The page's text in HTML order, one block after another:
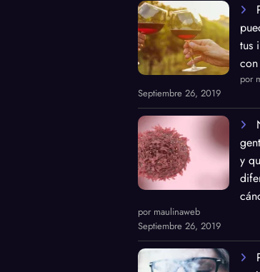
tus
por
Septiembre 26, 2019
y
por maulinaweb
Septiembre 26, 2019